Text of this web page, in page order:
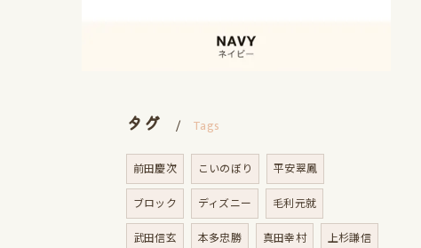
タグ Tags
前田慶次 こいのぼり
平安翠鳳
ブロック
ディズニー
毛利元就
武田信玄
本多忠勝 真田幸村
上杉謙信